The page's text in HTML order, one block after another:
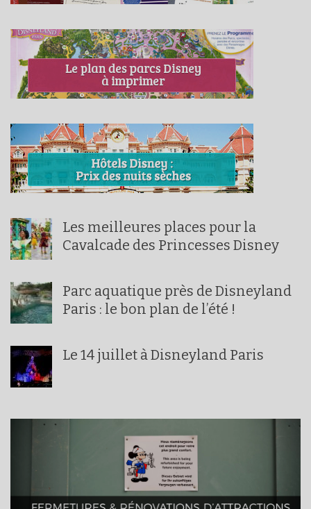
Les meilleures places pour la
Cavalcade des Princesses Disney
Parc aquatique près de Disneyland
Paris : le bon plan de l’été !
Le 14 juillet à Disneyland Paris